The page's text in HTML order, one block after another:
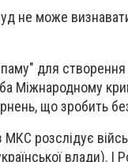
не може
для
Міжнародному
що зробить
розслідує
влади).